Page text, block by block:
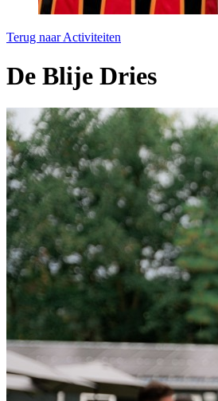
Terug naar Activiteiten
De Blije Dries